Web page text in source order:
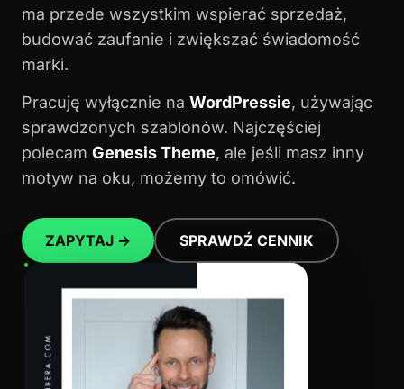
ma przede wszystkim wspierać sprzedaż,
budować zaufanie i zwiększać świadomość
marki.
Pracuję wyłącznie na WordPressie, używając
sprawdzonych szablonów. Najczęściej
polecam Genesis Theme, ale jeśli masz inny
motyw na oku, możemy to omówić.
ZAPYTAJ → SPRAWDŹ CENNIK